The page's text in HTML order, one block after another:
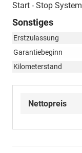
Start - Stop System
Sonstiges
Erstzulassung
Garantiebeginn
Kilometerstand
Nettopreis